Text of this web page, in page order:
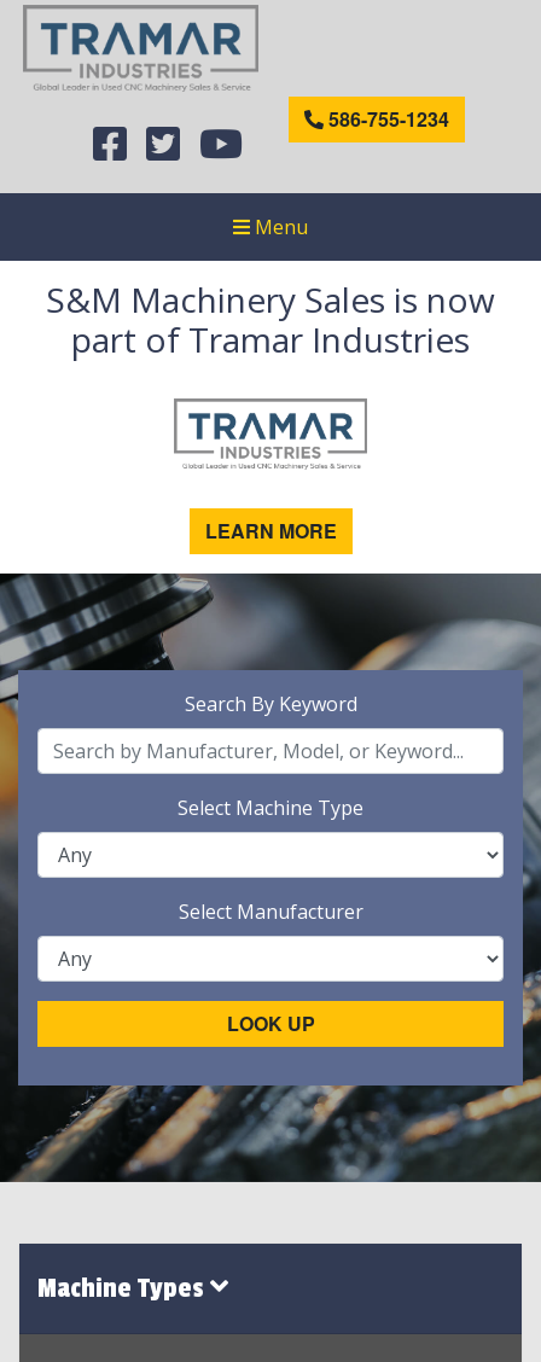
586-755-1234
Menu
S&M Machinery Sales is now
part of Tramar Industries
LEARN MORE
Search By Keyword
Select Machine Type
Select Manufacturer
LOOK UP
Machine Types